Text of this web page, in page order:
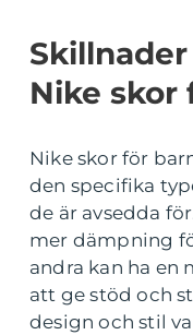
Nike skor
Nike skor för
den specifika
de är avsedda
mer dämpning
andra kan ha en
att ge stöd och
design och stil